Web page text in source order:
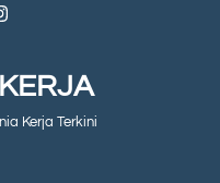
Kerja Terkini